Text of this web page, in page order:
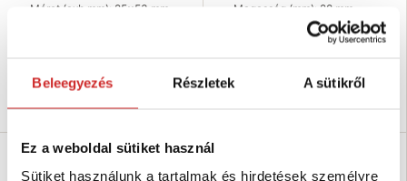
Beleegyezés Részletek A sütikről
Ez a weboldal sütiket használ
Sütiket használunk a tartalmak és hirdetések személyre
Méret (axb mm): 25x53 mm
Magasság (mm): 28 mm
Felületkezelés: sárgaréz